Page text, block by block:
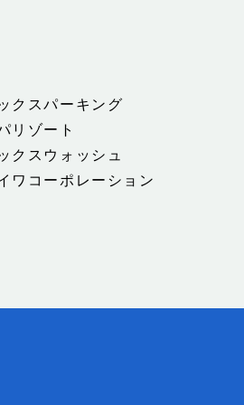
クスパーキング
リゾート
クスウォッシュ
ワコーポレーション